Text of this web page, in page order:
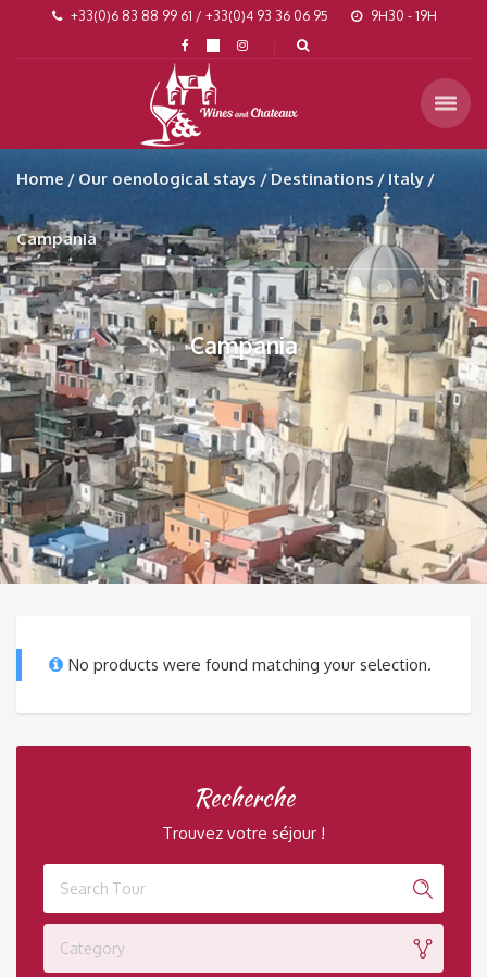
+33(0)6 83 88 99 61 / +33(0)4 93 36 06 95 9H30 - 19H
Home Our oenological stays Destinations Italy
Campania
Campania
No products were found matching your selection.
Recherche
Trouvez votre séjour !
Category